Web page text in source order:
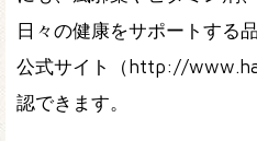
日々の健康をサポートする
公式サイト（http://
認できます。